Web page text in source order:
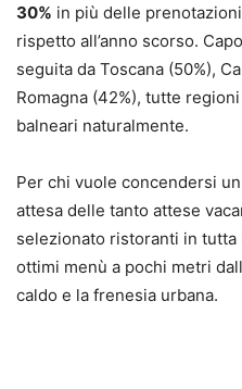
30% in più delle
rispetto all’anno scorso.
seguita da Toscana (50%),
Romagna (42%), tutte
balneari naturalmente.
Per chi vuole concendersi
attesa delle tanto attese
selezionato ristoranti in
ottimi menù a pochi metri
caldo e la frenesia urbana.